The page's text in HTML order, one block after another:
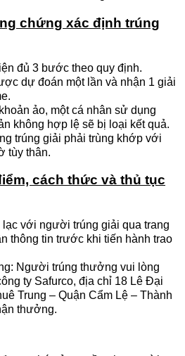
chứng xác định trúng
đủ 3 bước theo quy định.
dự đoán một lần và nhận 1 giải
ảo, một cá nhân sử dụng
không hợp lệ sẽ bị loại kết quả.
trúng giải phải trùng khớp với
tùy thân.
cách thức và thủ tục
lạc với người trúng giải qua trang
thông tin trước khi tiến hành trao
Người trúng thưởng vui lòng
ty Safurco, địa chỉ 18 Lê Đại
Trung – Quận Cẩm Lệ – Thành
thưởng.